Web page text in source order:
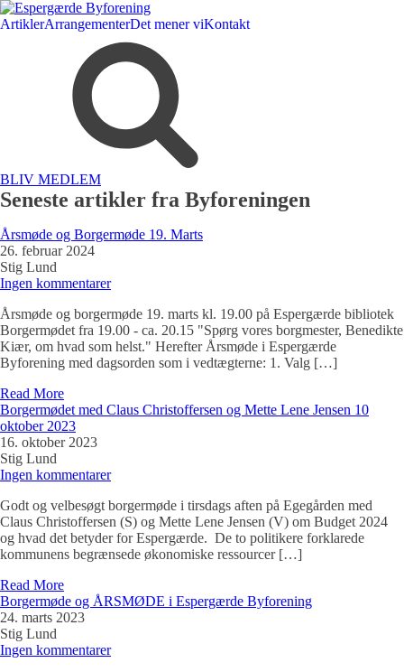
ArtiklerArrangementerDet mener viKontakt
BLIV MEDLEM
Seneste artikler fra Byforeningen
Årsmøde og Borgermøde 19. Marts
26. februar 2024
Stig Lund
Ingen kommentarer
Årsmøde og borgermøde 19. marts kl. 19.00 på Espergærde bibliotek
Borgermødet fra 19.00 - ca. 20.15 "Spørg vores borgmester, Benedikte
Kiær, om hvad som helst." Herefter Årsmøde i Espergærde
Byforening med dagsorden som i vedtægterne: 1. Valg […]
Read More
Borgermødet med Claus Christoffersen og Mette Lene Jensen 10
oktober 2023
16. oktober 2023
Stig Lund
Ingen kommentarer
Godt og velbesøgt borgermøde i tirsdags aften på Egegården med
Claus Christoffersen (S) og Mette Lene Jensen (V) om Budget 2024
og hvad det betyder for Espergærde. De to politikere forklarede
kommunens begrænsede økonomiske ressourcer […]
Read More
Borgermøde og ÅRSMØDE i Espergærde Byforening
24. marts 2023
Stig Lund
Ingen kommentarer